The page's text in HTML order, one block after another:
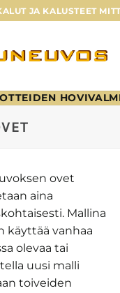
JA KALUSTEET
ovet
aina
Mallina
käyttää vanhaa
olevaa tai
uusi malli
toiveiden